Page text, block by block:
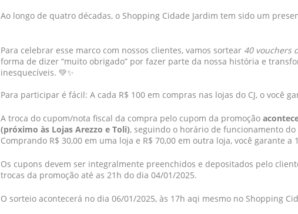
Ao longo de quatro décadas, o Shopping Cidade Jardim tem sido um
Para celebrar esse marco com nossos clientes, vamos sortear 40 vouchers
forma de dizer “muito obrigado” por fazer parte da nossa história e
inesquecíveis. 💚✨
Para participar é fácil: A cada R$ 100 em compras nas lojas do CJ, o você
A troca do cupom/nota fiscal da compra pelo cupom da promoção
(próximo às Lojas Arezzo e Toli), seguindo o horário de funcionamento
Comprando R$ 30,00 em uma loja e R$ 70,00 em outra loja, você garante
Os cupons devem ser integralmente preenchidos e depositados pelo
trocas da promoção até as 21h do dia 04/01/2025.
O sorteio acontecerá no dia 06/01/2025, às 17h aqi mesmo no Shopping